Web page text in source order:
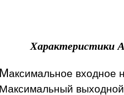
Характеристики
Максимальное входное
Максимальный выходной